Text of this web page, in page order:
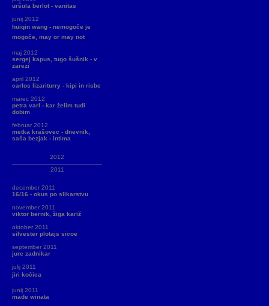
uršula berlot - vanitas
junij 2012
huiqin wang - nemogoče je
mogoče, may or may not
maj 2012
sergej kapus, tugo šušnik - v
zarezi
april 2012
carlos lizariturry - kipi in risbe
marec 2012
petra varl - kar želim tudi
dobim
februar 2012
metka krašovec - dnevnik,
saša bezjak - intima
2012
2011
december 2011
16/16 - okus po slikarstvu
november 2011
viktor bernik, žiga kariž
oktober 2011
silvester plotajs sicoe
september 2011
jure zadnikar
julij 2011
jiri kočica
junij 2011
made winata